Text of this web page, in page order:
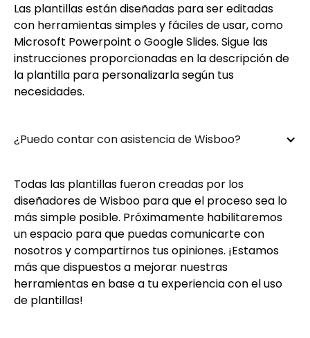
Las plantillas están diseñadas para ser editadas
con herramientas simples y fáciles de usar, como
Microsoft Powerpoint o Google Slides. Sigue las
instrucciones proporcionadas en la descripción de
la plantilla para personalizarla según tus
necesidades.
¿Puedo contar con asistencia de Wisboo?
Todas las plantillas fueron creadas por los
diseñadores de Wisboo para que el proceso sea lo
más simple posible. Próximamente habilitaremos
un espacio para que puedas comunicarte con
nosotros y compartirnos tus opiniones. ¡Estamos
más que dispuestos a mejorar nuestras
herramientas en base a tu experiencia con el uso
de plantillas!